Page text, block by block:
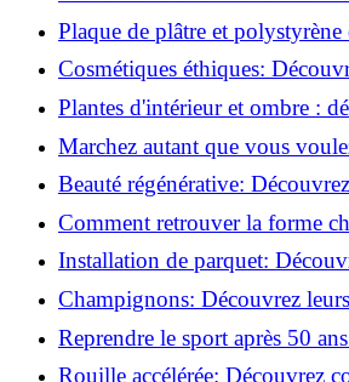
vertus du raisin!
Plaque de plâtre et
à les coller efficacement!
Cosmétiques éthiques:
transformer votre routine beauté!
Plantes d'intérieur et ombre :
meilleures pour votre maison !
Marchez autant que vous
pourquoi c'est bénéfique!
Beauté régénérative:
révolutionnaire de la
Comment retrouver la forme
de blessure: Techniques et
Installation de parquet:
essentielles à respecter!
Champignons: Découvrez
pouvoirs antioxydants!
Reprendre le sport après 50
meilleures méthodes!
Rouille accélérée: Découvrez